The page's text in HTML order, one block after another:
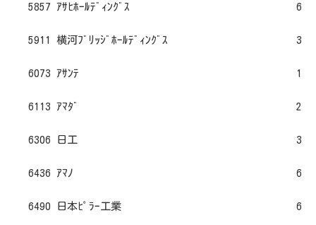
5857 ｱｻﾋﾎｰﾙﾃﾞｨﾝｸﾞｽ 6
5911 横河ﾌﾞﾘｯｼﾞﾎｰﾙﾃﾞｨﾝｸﾞｽ 3
6073 ｱｻﾝﾃ 1
6113 ｱﾏﾀﾞ 2
6306 日工 3
6436 ｱﾏﾉ 6
6490 日本ﾋﾟﾗｰ工業 6